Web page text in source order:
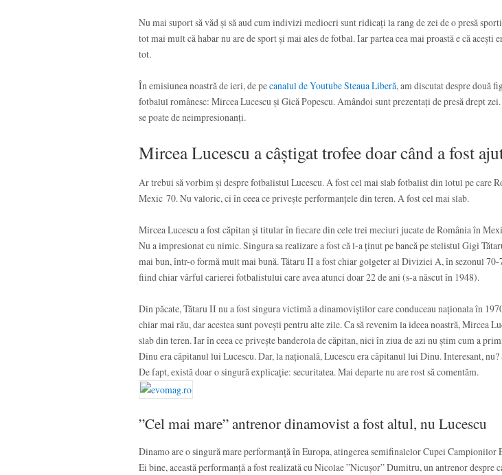
Nu mai suport să văd și să aud cum indivizi mediocri sunt ridicați la rang de zei de o presă
tot mai mult că habar nu are de sport și mai ales de fotbal. Iar partea cea mai proastă e că acești
tot.
În emisiunea noastră de ieri, de pecanalul de Youtube Steaua Liberă, am discutat despre două
fotbalul românesc: Mircea Lucescu și Gică Popescu. Amândoi sunt prezentați de presă drept
se poate de neimpresionanți.
Mircea Lucescu a câștigat trofee doar când a fost
Ar trebui să vorbim și despre fotbalistul Lucescu. A fost cel mai slab fotbalist din lotul pe care
Mexic 70. Nu valoric, ci în ceea ce privește performanțele din teren. A fost cel mai slab.
Mircea Lucescu a fost căpitan și titular în fiecare din cele trei meciuri jucate de România în
Nu a impresionat cu nimic. Singura sa realizare a fost că l-a ținut pe bancă pe stelistul Gigi
mai bun, într-o formă mult mai bună. Tătaru II a fost chiar golgeter al Diviziei A, în sezonul 70-
fiind chiar vârful carierei fotbalistului care avea atunci doar 22 de ani (s-a născut în 1948).
Din păcate, Tătaru II nu a fost singura victimă a dinamoviștilor care conduceau naționala în
chiar mai rău, dar acestea sunt povești pentru alte zile. Ca să revenim la ideea noastră, Mircea
slab din teren. Iar în ceea ce privește banderola de căpitan, nici în ziua de azi nu știm cum a
Dinu era căpitanul lui Lucescu. Dar, la națională, Lucescu era căpitanul lui Dinu. Interesant,
De fapt, există doar o singură explicație: securitatea. Mai departe nu are rost să comentăm.
”Cel mai mare” antrenor dinamovist a fost altul, nu Lucescu
Dinamo are o singură mare performanță în Europa, atingerea semifinalelor Cupei Campionilor
Ei bine, această performanță a fost realizată cu Nicolae ”Nicușor” Dumitru, un antrenor despre